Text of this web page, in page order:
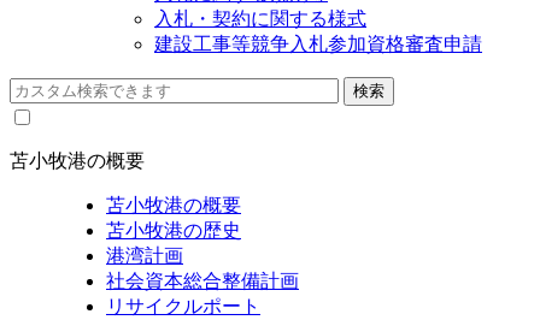
入札・契約に関する様式
建設工事等競争入札参加資格審査申請
苫小牧港の概要
苫小牧港の概要
苫小牧港の歴史
港湾計画
社会資本総合整備計画
リサイクルポート